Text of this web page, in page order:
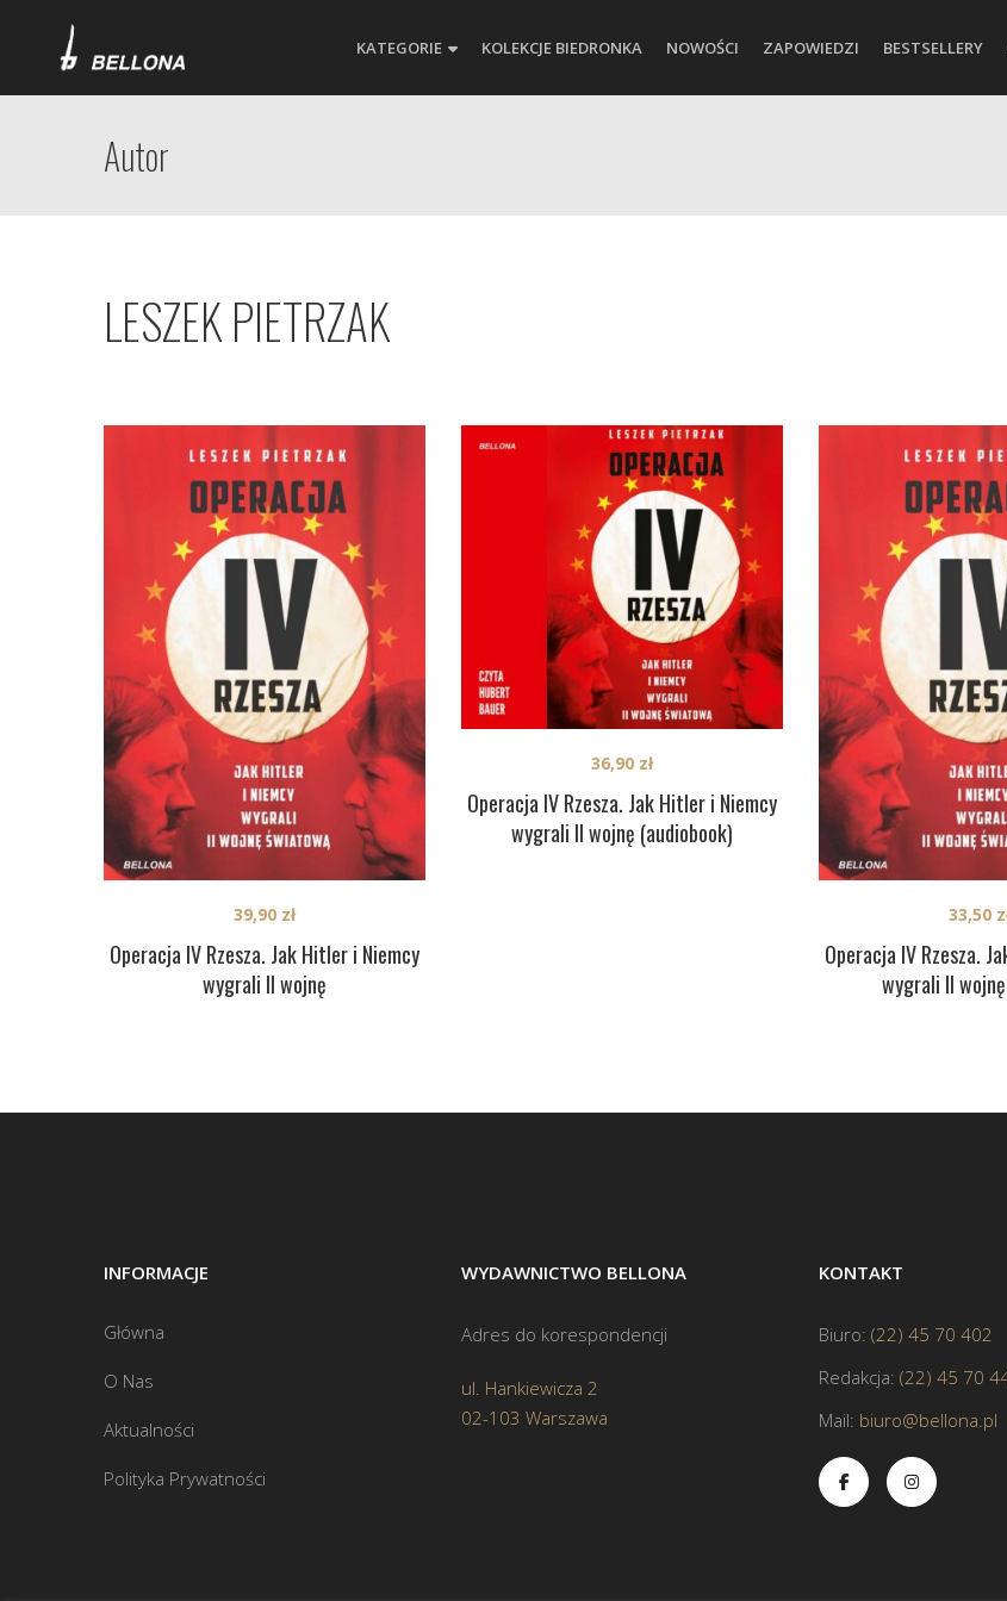
KATEGORIE KOLEKCJE BIEDRONKA NOWOŚCI ZAPOWIEDZI BESTSELLERY
Autor
LESZEK PIETRZAK
Operacja IV Rzesza. Jak Hitler i Niemcy
wygrali II wojnę
39,90 zł
Operacja IV Rzesza. Jak Hitler i Niemcy
wygrali II wojnę (audiobook)
36,90 zł
Operacja IV Rzesza.
wygrali II
33,50
INFORMACJE
Główna
O Nas
Aktualności
Polityka Prywatności
WYDAWNICTWO BELLONA
Adres do korespondencji
ul. Hankiewicza 2
02-103 Warszawa
KONTAKT
Biuro: (22) 45 70 402
Redakcja: (22) 45 70
Mail: biuro@bellona.pl